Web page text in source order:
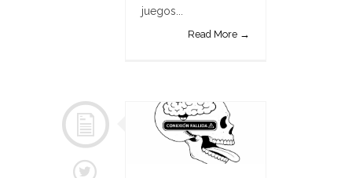
juegos...
Read More →